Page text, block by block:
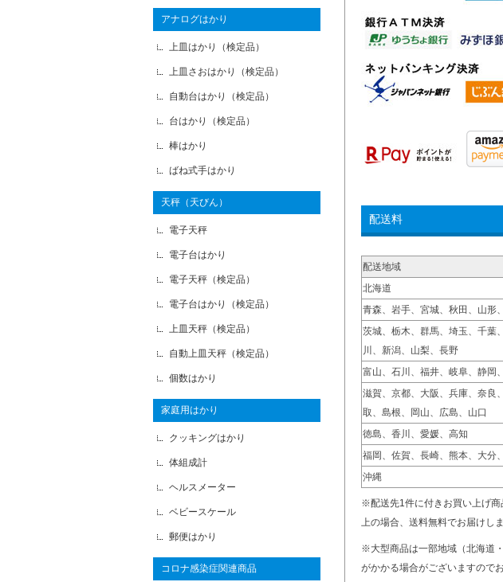
配送料
配送地域
北海道
青森、岩手、宮城、秋田、山形
茨城、栃木、群馬、埼玉、千葉
川、新潟、山梨、長野
富山、石川、福井、岐阜、静岡
滋賀、京都、大阪、兵庫、奈良
取、島根、岡山、広島、山口
徳島、香川、愛媛、高知
福岡、佐賀、長崎、熊本、大分
沖縄
※配送先1件に付きお買い上げ
上の場合、送料無料でお届けしま
※大型商品は一部地域（北海道
がかかる場合がございますので
アナログはかり
上皿はかり（検定品）
上皿さおはかり（検定品）
自動台はかり（検定品）
台はかり（検定品）
棒はかり
ばね式手はかり
天秤（天びん）
電子天秤
電子台はかり
電子天秤（検定品）
電子台はかり（検定品）
上皿天秤（検定品）
自動上皿天秤（検定品）
個数はかり
家庭用はかり
クッキングはかり
体組成計
ヘルスメーター
ベビースケール
郵便はかり
コロナ感染症関連商品